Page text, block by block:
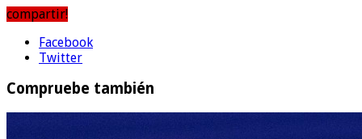
compartir!
Facebook
Twitter
Compruebe también